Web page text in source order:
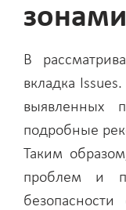
В
вкладка
выявленных
подробные
Таким
проблем и
безопасности